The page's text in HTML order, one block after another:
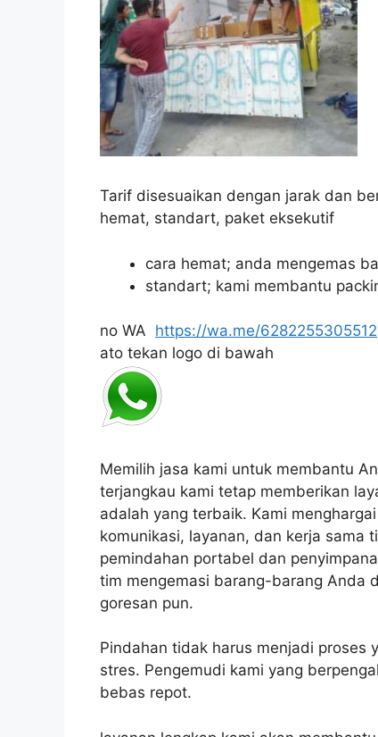
Tarif disesuaikan dengan jarak dan
hemat, standart, paket eksekutif
cara hemat; anda mengemas
standart; kami membantu
no WA https://wa.me/6282255305512
ato tekan logo di bawah
Memilih jasa kami untuk membantu
terjangkau kami tetap memberikan
adalah yang terbaik. Kami
komunikasi, layanan, dan kerja sama
pemindahan portabel dan
tim mengemasi barang-barang Anda
goresan pun.
Pindahan tidak harus menjadi proses
stres. Pengemudi kami yang
bebas repot.